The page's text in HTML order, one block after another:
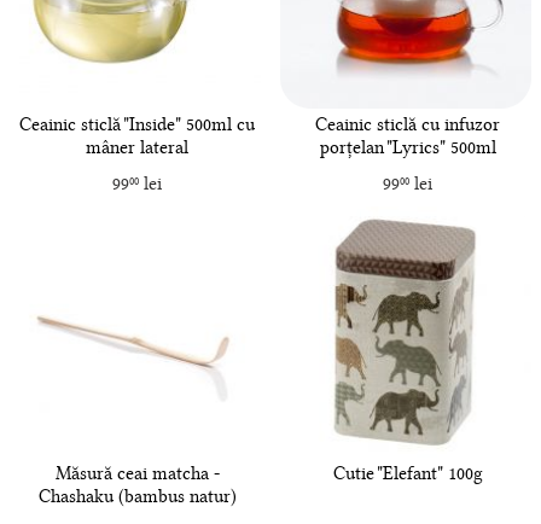
Ceainic sticlă "Inside" 500ml cu
mâner lateral
9900lei
Ceainic sticlă cu infuzor
porțelan "Lyrics" 500ml
9900lei
Măsură ceai matcha -
Chashaku (bambus natur)
Cutie "Elefant" 100g